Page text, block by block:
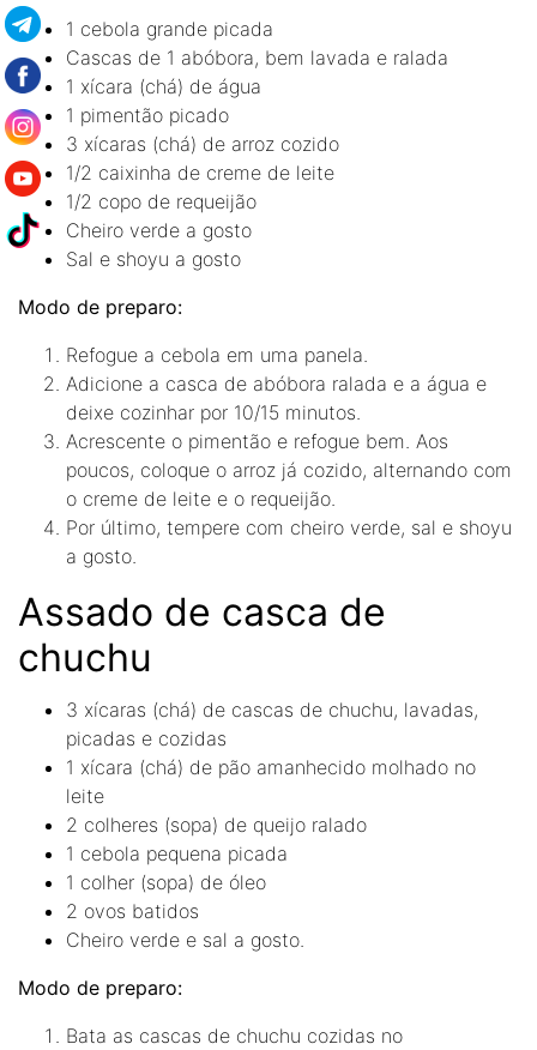
1 cebola grande picada
Cascas de 1 abóbora, bem lavada e ralada
1 xícara (chá) de água
1 pimentão picado
3 xícaras (chá) de arroz cozido
1/2 caixinha de creme de leite
1/2 copo de requeijão
Cheiro verde a gosto
Sal e shoyu a gosto
Modo de preparo:
Refogue a cebola em uma panela.
Adicione a casca de abóbora ralada e a água e
deixe cozinhar por 10/15 minutos.
Acrescente o pimentão e refogue bem. Aos
poucos, coloque o arroz já cozido, alternando com
o creme de leite e o requeijão.
Por último, tempere com cheiro verde, sal e shoyu
a gosto.
Assado de casca de
chuchu
3 xícaras (chá) de cascas de chuchu, lavadas,
picadas e cozidas
1 xícara (chá) de pão amanhecido molhado no
leite
2 colheres (sopa) de queijo ralado
1 cebola pequena picada
1 colher (sopa) de óleo
2 ovos batidos
Cheiro verde e sal a gosto.
Modo de preparo:
Bata as cascas de chuchu cozidas no